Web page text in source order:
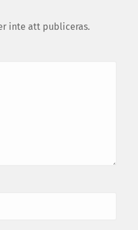
inte att publiceras.